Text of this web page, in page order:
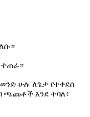
ተጠራ።
ሁሉ ለጌታ የተቀደሰ
ጫጩቶች እንደ ተባለ፥